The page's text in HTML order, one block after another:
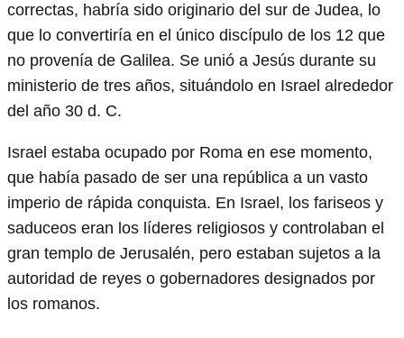
correctas, habría sido originario del sur de Judea, lo
que lo convertiría en el único discípulo de los 12 que
no provenía de Galilea. Se unió a Jesús durante su
ministerio de tres años, situándolo en Israel alrededor
del año 30 d. C.
Israel estaba ocupado por Roma en ese momento,
que había pasado de ser una república a un vasto
imperio de rápida conquista. En Israel, los fariseos y
saduceos eran los líderes religiosos y controlaban el
gran templo de Jerusalén, pero estaban sujetos a la
autoridad de reyes o gobernadores designados por
los romanos.